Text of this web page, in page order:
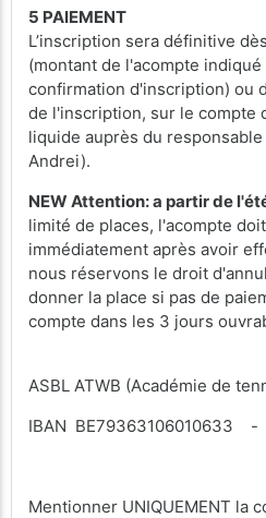
5 PAIEMENT
L’inscription sera définitive
(montant de l'acompte indiqué
confirmation d'inscription) ou
de l'inscription, sur le compte
liquide auprès du responsable
Andrei).
NEW Attention: a partir de
limité de places, l'acompte
immédiatement après avoir
nous réservons le droit
donner la place si pas de
compte dans les 3 jours
ASBL ATWB (Académie de
IBAN BE79363106010633
Mentionner UNIQUEMENT la